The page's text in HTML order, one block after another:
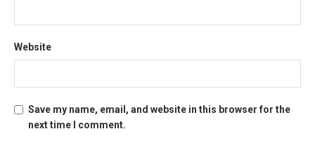
Website
Save my name, email, and website in this browser for the
next time I comment.